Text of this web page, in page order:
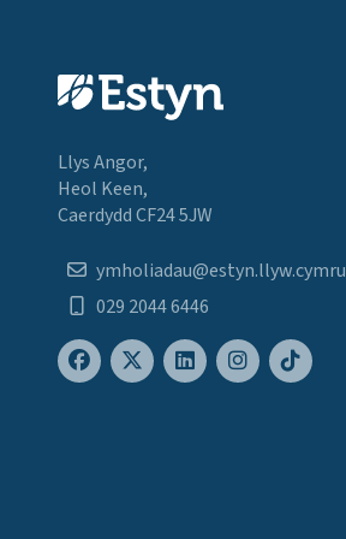
Llys Angor,
Heol Keen,
Caerdydd CF24 5JW
ymholiadau@estyn.llyw.cymru
029 2044 6446